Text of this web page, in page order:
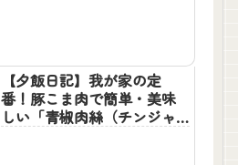
【夕飯日記】我が家の定
番！豚こま肉で簡単・美味
しい「青椒肉絲（チンジャ